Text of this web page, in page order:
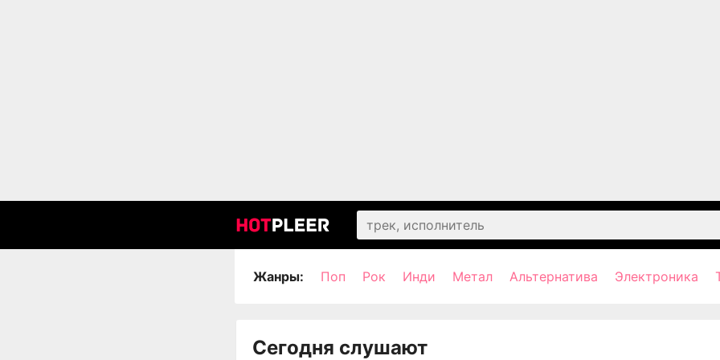
Жанры: Поп Рок Инди Метал Альтернатива Электроника
Сегодня слушают